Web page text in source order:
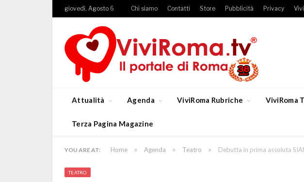
giovedì, Agosto 6 Chi siamo Contatti Store Pubblicità Privacy
Attualità Agenda ViviRoma Rubriche ViviRoma
Terza Pagina Magazine
YOU ARE AT: Home » Agenda » Teatro » Debutta in prima assoluta
TEATRO